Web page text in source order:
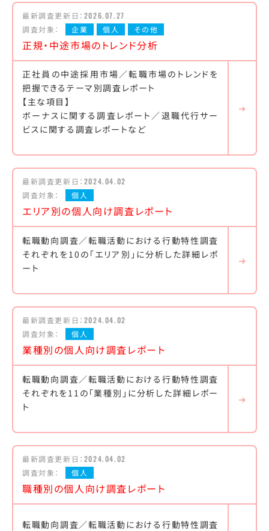
最新調査更新日： 2026.07.27
調査対象：
企業 個人 その他
正規・中途市場のトレンド分析
正社員の中途採用市場／転職市場のトレンドを
把握できるテーマ別調査レポート
【主な項目】
ボーナスに関する調査レポート／退職代行サー
ビスに関する調査レポートなど
最新調査更新日： 2024.04.02
調査対象：
個人
エリア別の個人向け調査レポート
転職動向調査／転職活動における行動特性調査
それぞれを10の「エリア別」に分析した詳細レポ
ート
最新調査更新日： 2024.04.02
調査対象：
個人
業種別の個人向け調査レポート
転職動向調査／転職活動における行動特性調査
それぞれを11の「業種別」に分析した詳細レポー
ト
最新調査更新日： 2024.04.02
調査対象：
個人
職種別の個人向け調査レポート
転職動向調査／転職活動における行動特性調査